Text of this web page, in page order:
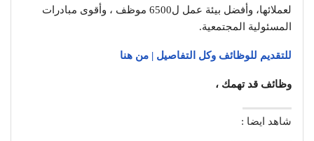
لعملائها، وأفضل بيئة عمل ل6500 موظف ، وأقوى مبادرات
المسئولية المجتمعية.
للتقديم للوظائف وكل التفاصيل | من هنا
وظائف قد تهمك ،
شاهد ايضا :